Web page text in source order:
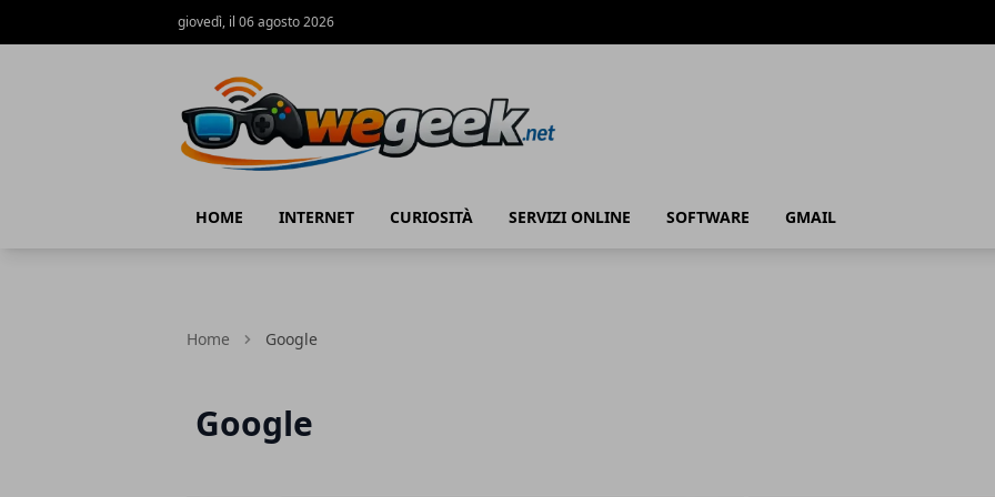
giovedì, il 06 agosto 2026
HOME INTERNET CURIOSITÀ SERVIZI ONLINE SOFTWARE GMAIL
Home Google
Google